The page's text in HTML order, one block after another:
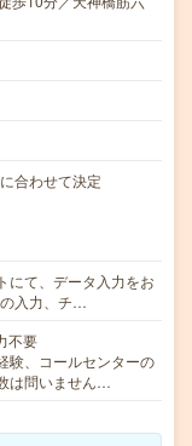
合わせて決定
にて、データ入力をお
入力、チ…
不要
験、コールセンターの
は問いません…